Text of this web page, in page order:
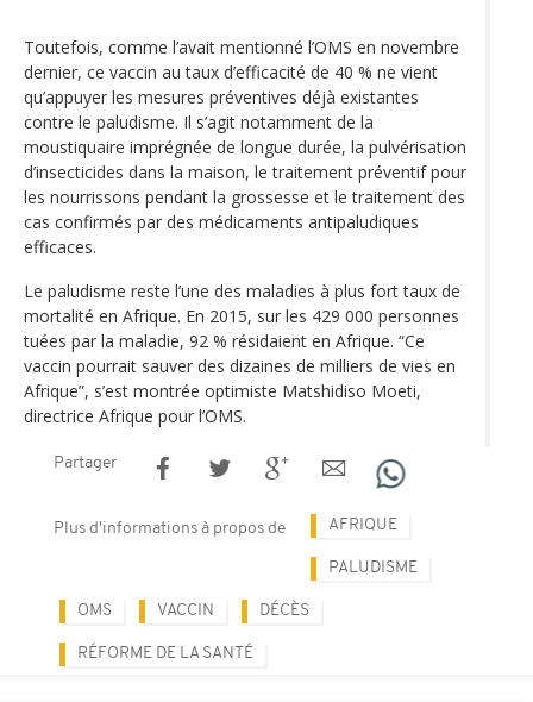
Toutefois, comme l’avait mentionné l’OMS en novembre
dernier, ce vaccin au taux d’efficacité de 40 % ne vient
qu’appuyer les mesures préventives déjà existantes
contre le paludisme. Il s’agit notamment de la
moustiquaire imprégnée de longue durée, la pulvérisation
d’insecticides dans la maison, le traitement préventif pour
les nourrissons pendant la grossesse et le traitement des
cas confirmés par des médicaments antipaludiques
efficaces.
Le paludisme reste l’une des maladies à plus fort taux de
mortalité en Afrique. En 2015, sur les 429 000 personnes
tuées par la maladie, 92 % résidaient en Afrique. “Ce
vaccin pourrait sauver des dizaines de milliers de vies en
Afrique”, s’est montrée optimiste Matshidiso Moeti,
directrice Afrique pour l’OMS.
Partager
Plus d'informations à propos de AFRIQUE
PALUDISME
OMS VACCIN DÉCÈS
RÉFORME DE LA SANTÉ